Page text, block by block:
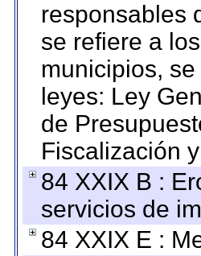
responsables
se refiere a
municipios,
leyes: Ley
de
Fiscalización
84 XXIX B :
servicios de
84 XXIX E :